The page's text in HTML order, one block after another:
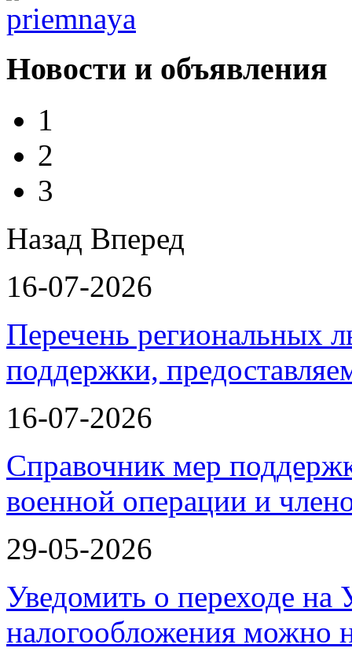
Новости и объявления
1
2
3
Назад Вперед
16-07-2026
Перечень региональных
поддержки,
16-07-2026
Справочник мер
военной операции и
29-05-2026
Уведомить о переходе
налогообложения можно